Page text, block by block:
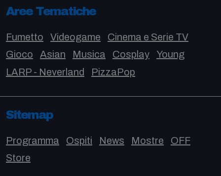
Aree Tematiche
Fumetto Videogame
Cinema e Serie TV
Gioco
Asian Musica Cosplay
Young
LARP - Neverland
PizzaPop
Sitemap
Programma Ospiti News Mostre
OFF
Store